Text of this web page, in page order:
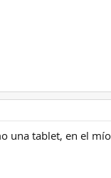
una tablet, en el